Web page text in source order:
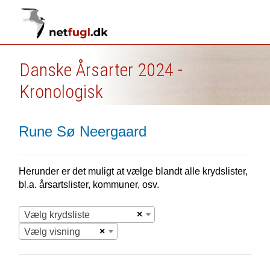
Danske Årsarter 2024 -
Kronologisk
Rune Sø Neergaard
Herunder er det muligt at vælge blandt alle krydslister,
bl.a. årsartslister, kommuner, osv.
×
Vælg krydsliste
×
Vælg visning